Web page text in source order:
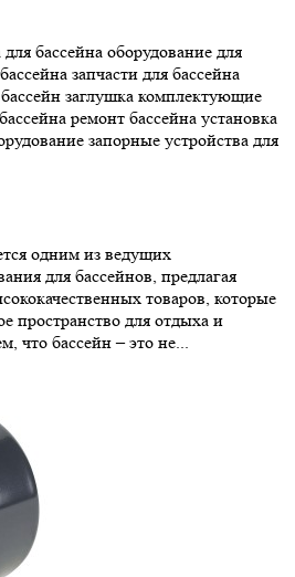
для бассейна оборудование для
запчасти для бассейна
бассейн заглушка комплектующие
ремонт бассейна установка
запорные устройства для
одним из ведущих
для бассейнов, предлагая
товаров, которые
пространство для отдыха и
бассейн – это не...